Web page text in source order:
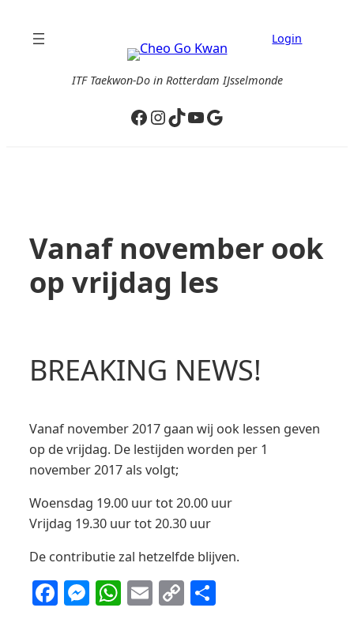
Login
ITF Taekwon-Do in Rotterdam IJsselmonde
Facebook
Instagram
TikTok
YouTube
Google
Vanaf november ook
op vrijdag les
BREAKING NEWS!
Vanaf november 2017 gaan wij ook lessen geven
op de vrijdag. De lestijden worden per 1
november 2017 als volgt;
Woensdag 19.00 uur tot 20.00 uur
Vrijdag 19.30 uur tot 20.30 uur
De contributie zal hetzelfde blijven.
Facebook
Messenger
WhatsApp
Email
CopyDelen